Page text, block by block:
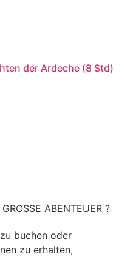
der Ardeche (8 Std)
ABENTEUER ?
buchen oder
zu erhalten,